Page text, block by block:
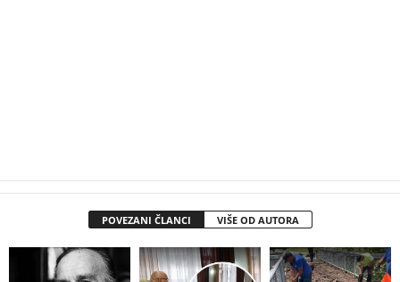
POVEZANI ČLANCI VIŠE OD AUTORA